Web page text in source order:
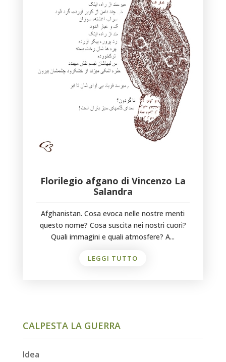
Florilegio afgano di Vincenzo La
Salandra
Afghanistan. Cosa evoca nelle nostre menti
questo nome? Cosa suscita nei nostri cuori?
Quali immagini e quali atmosfere? A...
LEGGI TUTTO
CALPESTA LA GUERRA
Idea